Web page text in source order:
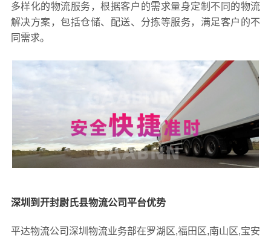
多样化的物流服务，根据客户的需求量身定制不同的物流
解决方案，包括仓储、配送、分拣等服务，满足客户的不
同需求。
深圳到开封尉氏县物流公司平台优势
平达物流公司深圳物流业务部在罗湖区,福田区,南山区,宝安